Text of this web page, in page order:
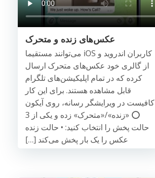
عکس‌های زنده و متحرک
کاربران اندروید و iOS می‌توانند مستقیما
از گالری خود عکس‌های متحرک ارسال
کرده که در تمام اپلیکیشن‌های تلگرام
قابل مشاهده هستند. برای این کار
کافیست در ویرایشگر رسانه، روی آیکون
⭕️ «زنده»/«متحرک» زده و یکی از 3
حالت پخش را انتخاب کنید: • حالت زنده
عکس را یک بار پخش می‌کند […]